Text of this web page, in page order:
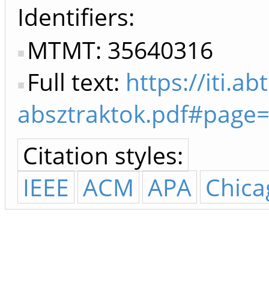
Identifiers
MTMT: 35640316
Full text: https://
Citation styles:
IEEE ACM APA